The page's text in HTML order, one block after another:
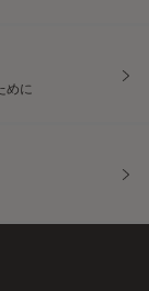
めに